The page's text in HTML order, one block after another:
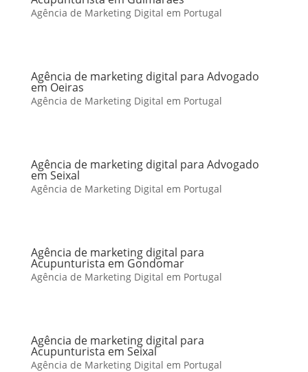
Agência de Marketing Digital em Portugal
Agência de marketing digital para Advogado
em Oeiras
Agência de Marketing Digital em Portugal
Agência de marketing digital para Advogado
em Seixal
Agência de Marketing Digital em Portugal
Agência de marketing digital para
Acupunturista em Gondomar
Agência de Marketing Digital em Portugal
Agência de marketing digital para
Acupunturista em Seixal
Agência de Marketing Digital em Portugal